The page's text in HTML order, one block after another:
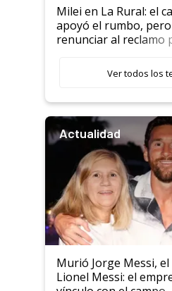
Milei en La Rural: el
apoyó el rumbo,
renunciar al reclamo
Ver todos los
Actualidad
Murió Jorge Messi, el
Lionel Messi: el